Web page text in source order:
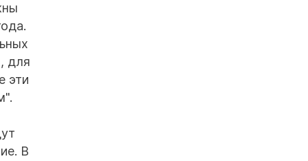
для
эти
В